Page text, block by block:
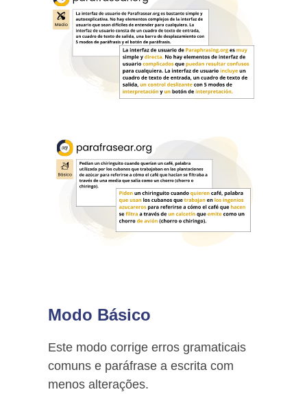
Modo Básico
Este modo corrige erros gramaticais
comuns e paráfrase a escrita com
menos alterações.